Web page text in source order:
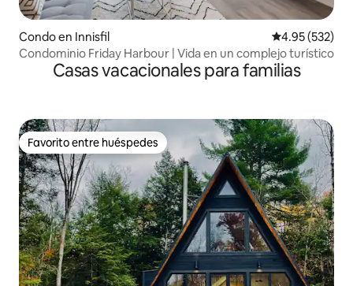
Condo en Innisfil Calificación
4.95 (532)
Condominio Friday Harbour | Vida en un complejo turístico
Casas vacacionales para familias
Favorito entre huéspedes
Favorito entre huéspedes